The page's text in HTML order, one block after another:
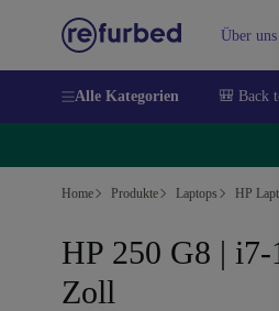
Über uns
Alle Kategorien 🎒 Back
Home Produkte Laptops HP
HP 250 G8 |
Zoll